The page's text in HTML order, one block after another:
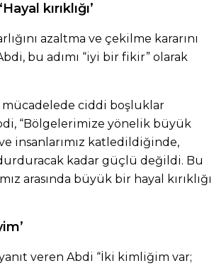
kırıklığı’
azaltma ve çekilme kararını
bu adımı “iyi bir fikir” olarak
mücadelede ciddi boşluklar
“Bölgelerimize yönelik büyük
insanlarımız katledildiğinde,
durduracak kadar güçlü değildi. Bu
arasında büyük bir hayal kırıklığı
veren Abdi “İki kimliğim var;